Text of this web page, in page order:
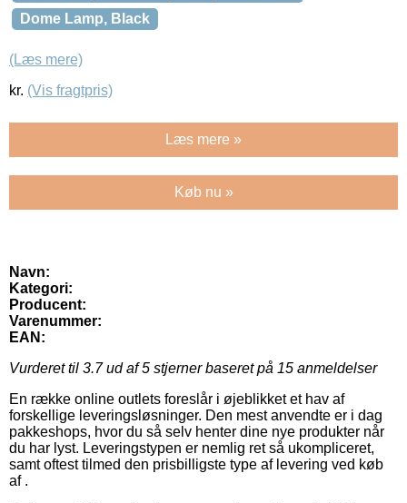
Dome Lamp, Black
(Læs mere)
kr. (Vis fragtpris)
Læs mere »
Køb nu »
Navn:
Kategori:
Producent:
Varenummer:
EAN:
Vurderet til 3.7ud af 5 stjerner baseret på 15 anmeldelser
En række online outlets foreslår i øjeblikket et hav af
forskellige leveringsløsninger. Den mest anvendte er i dag
pakkeshops, hvor du så selv henter dine nye produkter når
du har lyst. Leveringstypen er nemlig ret så ukompliceret,
samt oftest tilmed den prisbilligste type af levering ved køb
af .